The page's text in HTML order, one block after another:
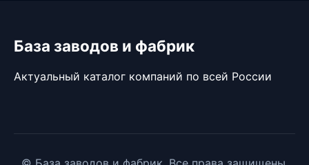
База заводов и фабрик
Актуальный каталог компаний по всей России